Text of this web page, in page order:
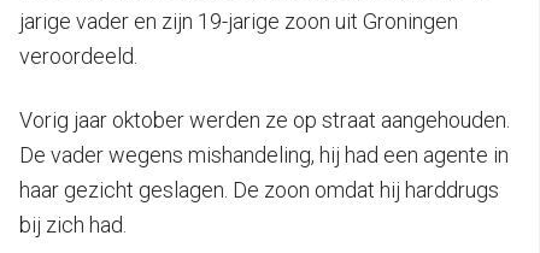
jarige vader en zijn 19-jarige zoon uit Groningen
veroordeeld.
Vorig jaar oktober werden ze op straat aangehouden.
De vader wegens mishandeling, hij had een agente in
haar gezicht geslagen. De zoon omdat hij harddrugs
bij zich had.